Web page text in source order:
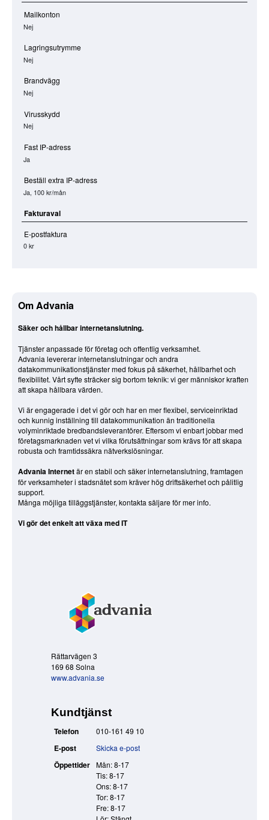
Mailkonton
Nej
Lagringsutrymme
Nej
Brandvägg
Nej
Virusskydd
Nej
Fast IP-adress
Ja
Beställ extra IP-adress
Ja, 100 kr/mån
Fakturaval
E-postfaktura
0 kr
Om Advania
Säker och hållbar internetanslutning.
Tjänster anpassade för företag och offentlig verksamhet.
Advania levererar internetanslutningar och andra
datakommunikationstjänster med fokus på säkerhet, hållbarhet och
flexibilitet. Vårt syfte sträcker sig bortom teknik: vi ger människor kraften
att skapa hållbara värden.
Vi är engagerade i det vi gör och har en mer flexibel, serviceinriktad
och kunnig inställning till datakommunikation än traditionella
volyminriktade bredbandsleverantörer. Eftersom vi enbart jobbar med
företagsmarknaden vet vi vilka förutsättningar som krävs för att skapa
robusta och framtidssäkra nätverkslösningar.
Advania Internetär en stabil och säker internetanslutning, framtagen
för verksamheter i stadsnätet som kräver hög driftsäkerhet och pålitlig
support.
Många möjliga tilläggstjänster, kontakta säljare för mer info.
Vi gör det enkelt att växa med IT
Rättarvägen 3
169 68 Solna
www.advania.se
Kundtjänst
Telefon 010-161 49 10
E-post Skicka e-post
Öppettider
Mån: 8-17
Tis: 8-17
Ons: 8-17
Tor: 8-17
Fre: 8-17